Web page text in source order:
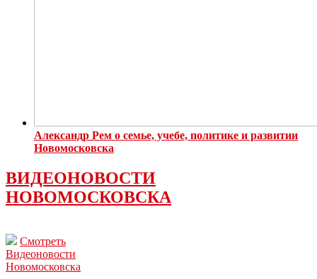
Александр Рем о семье, учебе, политике и развитии
Новомосковска
ВИДЕОНОВОСТИ
НОВОМОСКОВСКА
Смотреть
Видеоновости
Новомосковска